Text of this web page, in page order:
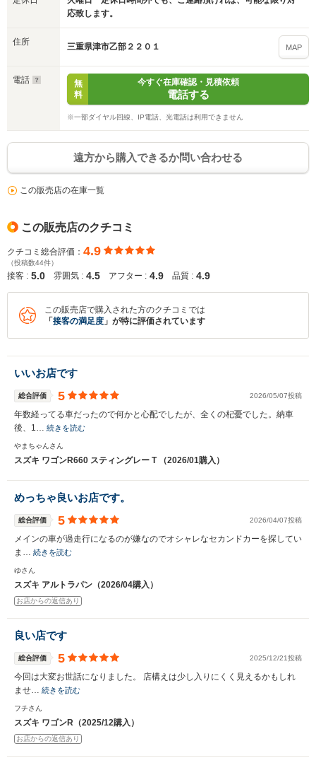
応致します。
住所 三重県津市乙部２２０１ MAP
電話
無
料
今すぐ在庫確認・見積依頼
電話する
※一部ダイヤル回線、IP電話、光電話は利用できません
遠方から購入できるか問い合わせる
この販売店の在庫一覧
この販売店のクチコミ
クチコミ総合評価： 4.9
（投稿数44件）
接客 : 5.0 雰囲気 : 4.5 アフター : 4.9 品質 : 4.9
この販売店で購入された方のクチコミでは
「 接客の満足度 」が特に評価されています
いいお店です
総合評価 5 2026/05/07投稿
年数経ってる車だったので何かと心配でしたが、全くの杞憂でした。納車
後、1… 続きを読む
やまちゃんさん
スズキ ワゴンR660 スティングレー T （2026/01購入）
めっちゃ良いお店です。
総合評価 5 2026/04/07投稿
メインの車が過走行になるのが嫌なのでオシャレなセカンドカーを探してい
ま… 続きを読む
ゆさん
スズキ アルトラパン（2026/04購入）
お店からの返信あり
良い店です
総合評価 5 2025/12/21投稿
今回は大変お世話になりました。 店構えは少し入りにくく見えるかもしれ
ませ… 続きを読む
フチさん
スズキ ワゴンR（2025/12購入）
お店からの返信あり
※保存された情報は